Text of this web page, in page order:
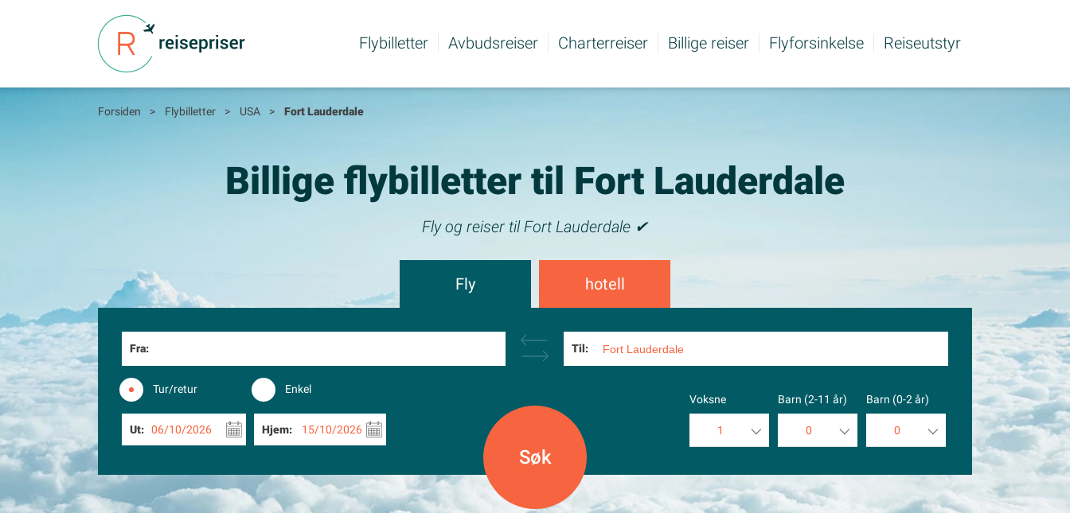
Flybilletter Avbudsreiser Charterreiser Billige reiser Flyforsinkelse Reiseutstyr
Forsiden > Flybilletter > USA > Fort Lauderdale
Billige flybilletter til Fort Lauderdale
Fly og reiser til Fort Lauderdale ✔
Fly hotell
Fra: Til:
Tur/retur Enkel
Ut: 06/10/2026 Hjem: 15/10/2026
Voksne
1
3
Barn (2-11 år)
0
2
Barn (0-2 år)
0